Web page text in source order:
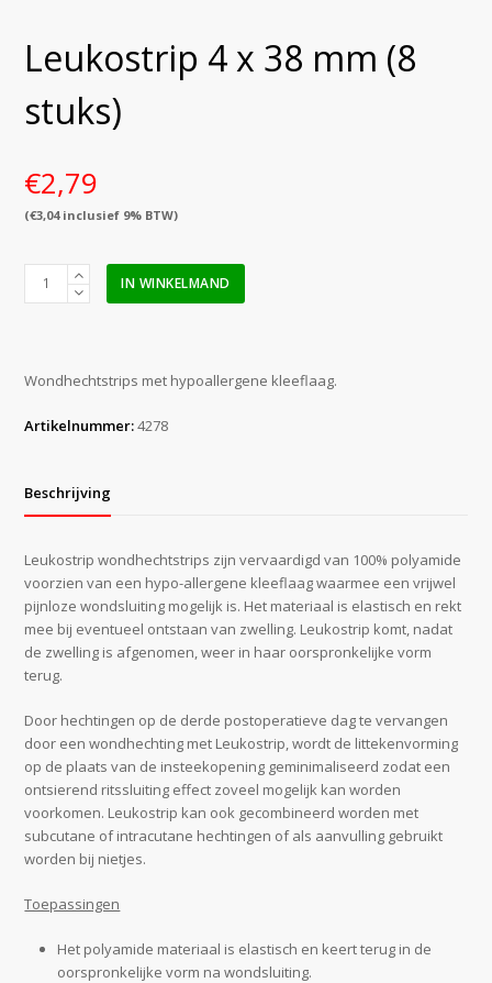
Leukostrip 4 x 38 mm (8
stuks)
€2,79
(€3,04inclusief 9% BTW)
Leukostrip
(8
aantal
IN WINKELMAND
Wondhechtstrips met hypoallergene kleeflaag.
Artikelnummer:4278
Beschrijving
Leukostrip wondhechtstrips zijn vervaardigd van 100% polyamide
voorzien van een hypo-allergene kleeflaag waarmee een vrijwel
pijnloze wondsluiting mogelijk is. Het materiaal is elastisch en rekt
mee bij eventueel ontstaan van zwelling. Leukostrip komt, nadat
de zwelling is afgenomen, weer in haar oorspronkelijke vorm
terug.
Door hechtingen op de derde postoperatieve dag te vervangen
door een wondhechting met Leukostrip, wordt de littekenvorming
op de plaats van de insteekopening geminimaliseerd zodat een
ontsierend ritssluiting effect zoveel mogelijk kan worden
voorkomen. Leukostrip kan ook gecombineerd worden met
subcutane of intracutane hechtingen of als aanvulling gebruikt
worden bij nietjes.
Toepassingen
Het polyamide materiaal is elastisch en keert terug in de
oorspronkelijke vorm na wondsluiting.